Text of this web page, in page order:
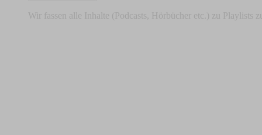
Wir fassen alle Inhalte (Podcasts, Hörbücher etc.) zu Playlists